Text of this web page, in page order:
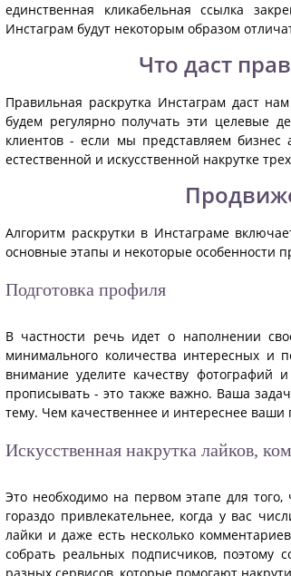
единственная кликабельная ссылка
Инстаграм будут некоторым образом
Что даст
Правильная раскрутка Инстаграм даст
будем регулярно получать эти целевые
клиентов - если мы представляем бизнес
естественной и искусственной накрутке
Алгоритм раскрутки в Инстаграме
основные этапы и некоторые особенности
Подготовка профиля
В частности речь идет о наполнении
минимального количества интересных и
внимание уделите качеству фотографий
прописывать - это также важно. Ваша
тему. Чем качественнее и интереснее
Искусственная накрутка лайков,
Это необходимо на первом этапе для
гораздо привлекательнее, когда у вас
лайки и даже есть несколько
собрать реальных подписчиков,